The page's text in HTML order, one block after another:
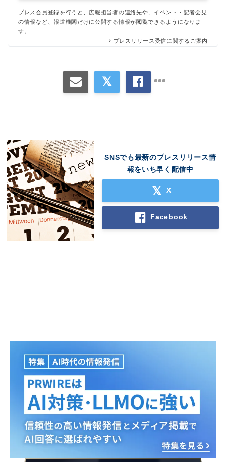
プレス会員登録を行うと、広報担当者の連絡先や、イベント・記者会見
の情報など、報道機関だけに公開する情報が閲覧できるようになりま
す。
プレスリリース受信に関するご案内
SNSでも最新のプレスリリース情
報をいち早く配信中
X
Facebook